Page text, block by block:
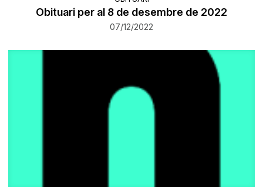
Obituari per al 8 de desembre de 2022
07/12/2022